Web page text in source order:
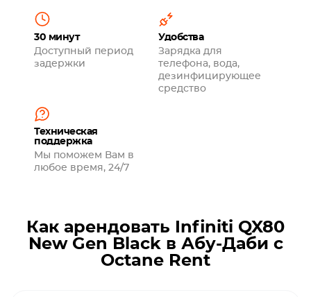
30 минут
Доступный период
задержки
Удобства
Зарядка для
телефона, вода,
дезинфицирующее
средство
Техническая
поддержка
Мы поможем Вам в
любое время, 24/7
Как арендовать Infiniti QX80
New Gen Black в Абу-Даби с
Octane Rent